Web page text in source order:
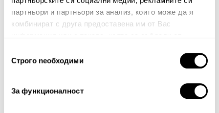
партньори и партньори за анализ, които може да я
комбинират с друга предоставена им от Вас
наСтрого nеобходими
За функционалност
Забележка: HTML не се поддържа!